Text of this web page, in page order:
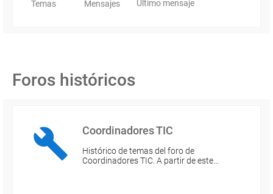
Temas Mensajes
Último mensaje
Foros históricos
Coordinadores TIC
Histórico de temas del foro de
Coordinadores TIC. A partir de este…